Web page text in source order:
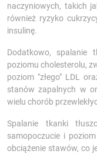
naczyniowych, takich
również ryzyko
insulinę.
Dodatkowo, spalanie
poziomu cholesterolu,
poziom "złego" LDL
stanów zapalnych w
wielu chorób
Spalanie tkanki
samopoczucie i
obciążenie stawów, co